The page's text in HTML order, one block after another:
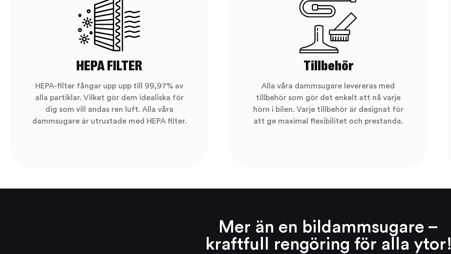
HEPA FILTER
HEPA-filter fångar upp upp till 99,97% av
alla partiklar. Vilket gör dem idealiska för
dig som vill andas ren luft. Alla våra
dammsugare är utrustade med HEPA filter.
Tillbehör
Alla våra dammsugare levereras med
tillbehör som gör det enkelt att nå varje
hörn i bilen. Varje tillbehör är designat för
att ge maximal flexibilitet och prestanda.
Mer än en bildammsugare –
kraftfull rengöring för alla ytor!